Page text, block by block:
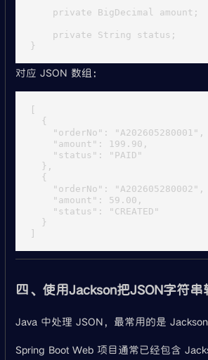
    private BigDecimal amount;
    private String status;
对应 JSON 数组：
[
  {
    "orderNo": "A202605280001",
    "amount": 199.90,
    "status": "PAID"
  },
  {
    "orderNo": "A202605280002",
    "amount": 59.00,
    "status": "CREATED"
  }
四、使用Jackson把JSON字符
Java 中处理 JSON，最常用的是 Jackson
Spring Boot Web 项目通常已经包含